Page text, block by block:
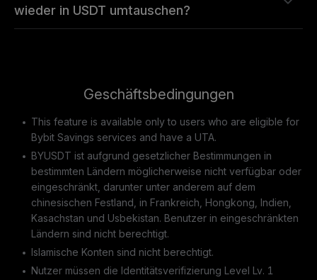
wieder in USDT umtauschen?
Geschäftsbedingungen
This feature is available only to users who are eligible for
Bybit Savings services and have a UTA.
BYUSDT ist aufgrund gesetzlicher Bestimmungen in
bestimmten Ländern möglicherweise nicht verfügbar oder
eingeschränkt, darunter unter anderem auf dem
chinesischen Festland, in Frankreich, Hongkong, Indien,
Kasachstan und Usbekistan. Benutzer in eingeschränkten
Ländern sind nicht berechtigt.
Islamische Konten sind nicht berechtigt.
Nutzer müssen die Identitätsverifizierung Level Lv. 1